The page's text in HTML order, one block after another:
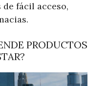
fácil acceso,
PRODUCTOS